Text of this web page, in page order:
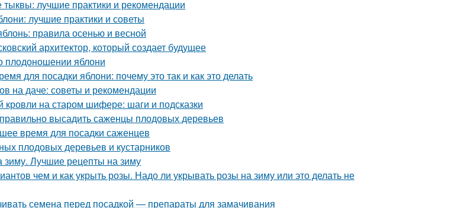
тыквы: лучшие практики и рекомендации
лучшие практики и советы
правила осенью и весной
архитектор, который создает будущее
плодоношении яблони
для посадки яблони: почему это так и как это делать
на даче: советы и рекомендации
кровли на старом шифере: шаги и подсказки
высадить саженцы плодовых деревьев
время для посадки саженцев
плодовых деревьев и кустарников
зиму. Лучшие рецепты на зиму
чем и как укрыть розы. Надо ли укрывать розы на зиму или это делать не
семена перед посадкой — препараты для замачивания